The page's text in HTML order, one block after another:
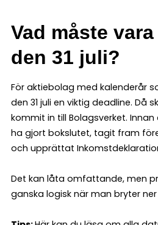
Vad måste
den 31 juli?
För aktiebolag med kalenderår
den 31 juli en viktig deadline. Då
kommit in till Bolagsverket.
ha gjort bokslutet, tagit fram
och upprättat
Det kan låta omfattande, men
ganska logisk när man bryter